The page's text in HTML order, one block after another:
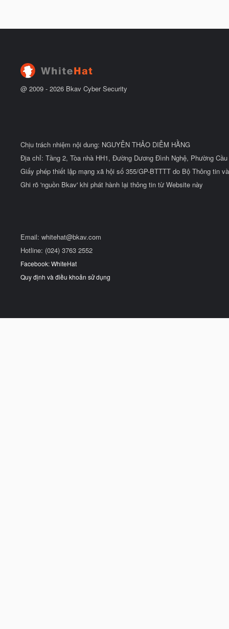
@ 2009 - 2026 Bkav Cyber Security
Chịu trách nhiệm nội dung: NGUYỄN THẢO DIỄM HẰNG
Địa chỉ: Tầng 2, Tòa nhà HH1, Đường Dương Đình Nghệ, Phường
Giấy phép thiết lập mạng xã hội số 355/GP-BTTTT do Bộ Thông tin
Ghi rõ 'nguồn Bkav' khi phát hành lại thông tin từ Website này
Email: whitehat@bkav.com
Hotline: (024) 3763 2552
Facebook: WhiteHat
Quy định và điều khoản sử dụng